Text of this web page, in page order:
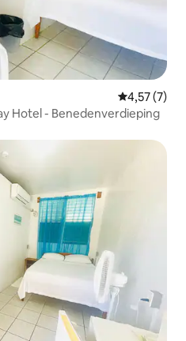
4,57 (7)
Hotel - Benedenverdieping